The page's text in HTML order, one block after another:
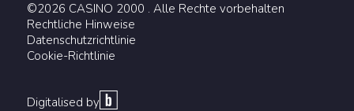
©2026 CASINO 2000 . Alle Rechte vorbehalten
Rechtliche Hinweise
Datenschutzrichtlinie
Cookie-Richtlinie
Digitalised by